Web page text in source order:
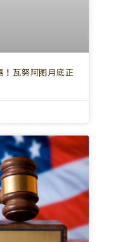
！瓦努阿图月底正